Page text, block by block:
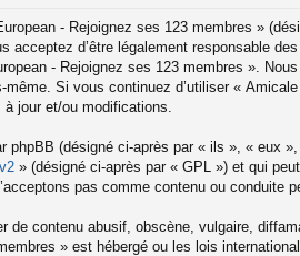
- Rejoignez ses 123 membres »
acceptez d’être légalement responsable
- Rejoignez ses 123 membres ».
Si vous continuez d’utiliser «
jour et/ou modifications.
phpBB (désigné ci-après par « ils », « eux
» (désigné ci-après par « GPL ») et qui
pas comme contenu ou
de contenu abusif, obscène, vulgaire,
» est hébergé ou les lois